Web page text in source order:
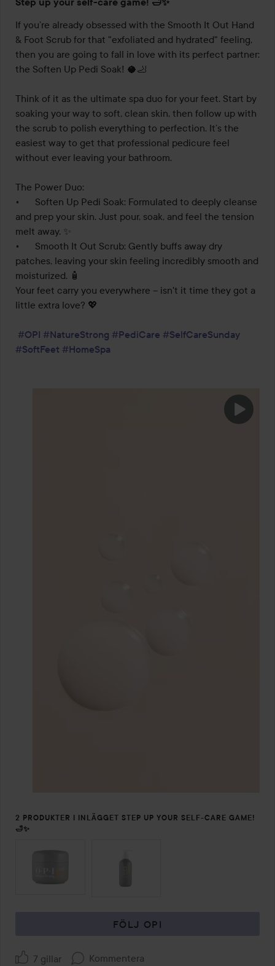
Step up your self-care game! 🛁✨
If you’re already obsessed with the Smooth It Out Hand
& Foot Scrub for that "exfoliated and hydrated" feeling,
then you are going to fall in love with its perfect partner:
the Soften Up Pedi Soak! 🥥🦶
Think of it as the ultimate spa duo for your feet. Start by
soaking your way to soft, clean skin, then follow up with
the scrub to polish everything to perfection. It’s the
easiest way to get that professional pedicure feel
without ever leaving your bathroom.
The Power Duo:
•	Soften Up Pedi Soak: Formulated to deeply cleanse
and prep your skin. Just pour, soak, and feel the tension
melt away. ✨
•	Smooth It Out Scrub: Gently buffs away dry
patches, leaving your skin feeling incredibly smooth and
moisturized. 🧴
Your feet carry you everywhere – isn't it time they got a
little extra love? 💖
#OPI #NatureStrong #PediCare #SelfCareSunday
#SoftFeet #HomeSpa
2 PRODUKTER I INLÄGGET STEP UP YOUR SELF-CARE GAME!
🛁✨
FÖLJ OPI
7 gillar Kommentera